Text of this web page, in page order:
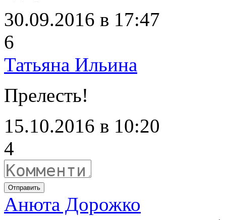
30.09.2016 в 17:47
6
Татьяна Ильина
Прелесть!
15.10.2016 в 10:20
4
Отправить
Анюта Дорожко